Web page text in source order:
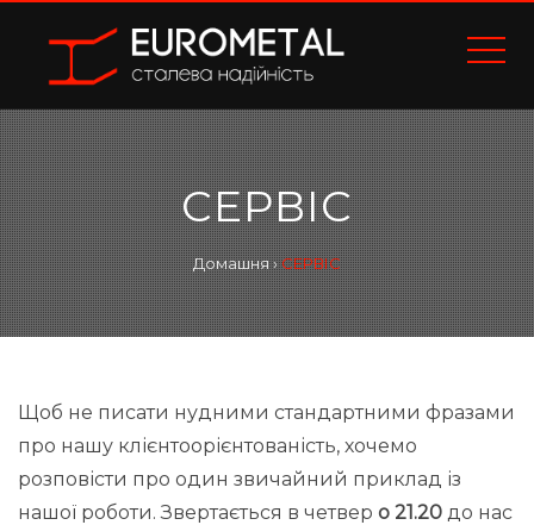
СЕРВІС
Домашня ›СЕРВІС
Щоб не писати нудними стандартними фразами
про нашу клієнтоорієнтованість, хочемо
розповісти про один звичайний приклад із
нашої роботи. Звертається в четвер о 21.20 до нас